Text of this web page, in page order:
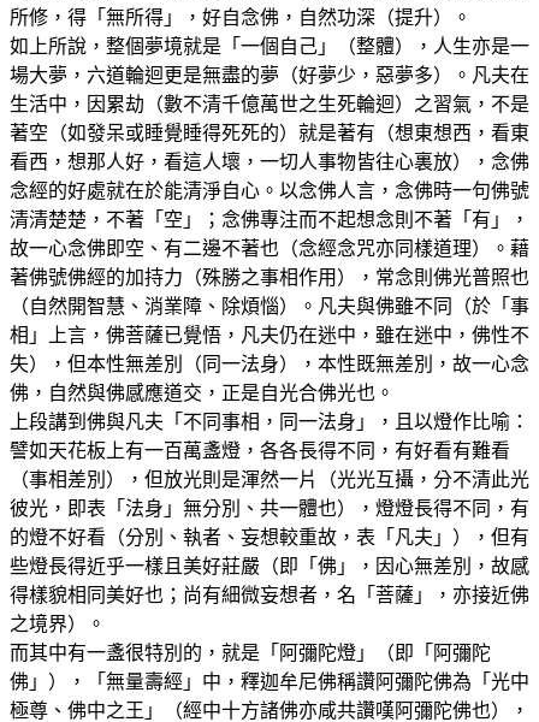
所修，得「無所得」，好自念佛，自然功深（提升）。
如上所說，整個夢境就是「一個自己」（整體），人生亦是一
場大夢，六道輪迴更是無盡的夢（好夢少，惡夢多）。凡夫在
生活中，因累劫（數不清千億萬世之生死輪迴）之習氣，不是
著空（如發呆或睡覺睡得死死的）就是著有（想東想西，看東
看西，想那人好，看這人壞，一切人事物皆往心裏放），念佛
念經的好處就在於能清淨自心。以念佛人言，念佛時一句佛號
清清楚楚，不著「空」；念佛專注而不起想念則不著「有」，
故一心念佛即空、有二邊不著也（念經念咒亦同樣道理）。藉
著佛號佛經的加持力（殊勝之事相作用），常念則佛光普照也
（自然開智慧、消業障、除煩惱）。凡夫與佛雖不同（於「事
相」上言，佛菩薩已覺悟，凡夫仍在迷中，雖在迷中，佛性不
失），但本性無差別（同一法身），本性既無差別，故一心念
佛，自然與佛感應道交，正是自光合佛光也。
上段講到佛與凡夫「不同事相，同一法身」，且以燈作比喻：
譬如天花板上有一百萬盞燈，各各長得不同，有好看有難看
（事相差別），但放光則是渾然一片（光光互攝，分不清此光
彼光，即表「法身」無分別、共一體也），燈燈長得不同，有
的燈不好看（分別、執者、妄想較重故，表「凡夫」），但有
些燈長得近乎一樣且美好莊嚴（即「佛」，因心無差別，故感
得樣貌相同美好也；尚有細微妄想者，名「菩薩」，亦接近佛
之境界）。
而其中有一盞很特別的，就是「阿彌陀燈」（即「阿彌陀
佛」），「無量壽經」中，釋迦牟尼佛稱讚阿彌陀佛為「光中
極尊、佛中之王」（經中十方諸佛亦咸共讚嘆阿彌陀佛也），